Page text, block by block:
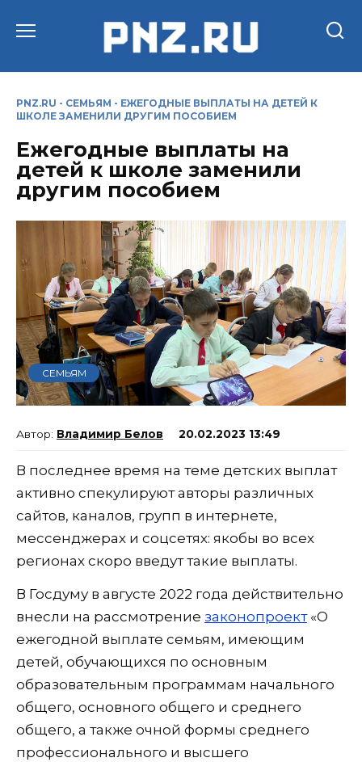
PNZ.RU - СЕМЬЯМ - ЕЖЕГОДНЫЕ ВЫПЛАТЫ НА ДЕТЕЙ К
ШКОЛЕ ЗАМЕНИЛИ ДРУГИМ ПОСОБИЕМ
Ежегодные выплаты на
детей к школе заменили
другим пособием
СЕМЬЯМ
Владимир Белов 20.02.2023 13:49
В последнее время на теме детских выплат
активно спекулируют авторы различных
сайтов, каналов, групп в интернете,
мессенджерах и соцсетях: якобы во всех
регионах скоро введут такие выплаты.
В Госдуму в августе 2022 года действительно
внесли на рассмотрение законопроект«О
ежегодной выплате семьям, имеющим
детей, обучающихся по основным
образовательным программам начального
общего, основного общего и среднего
общего, а также очной формы среднего
профессионального и высшего